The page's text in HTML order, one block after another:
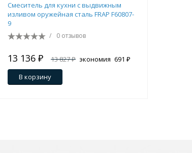
Смеситель для кухни с выдвижным
изливом оружейная сталь FRAP F60807-
9
/ 0 отзывов
13 136 ₽ 13 827 ₽ экономия 691 ₽
В корзину